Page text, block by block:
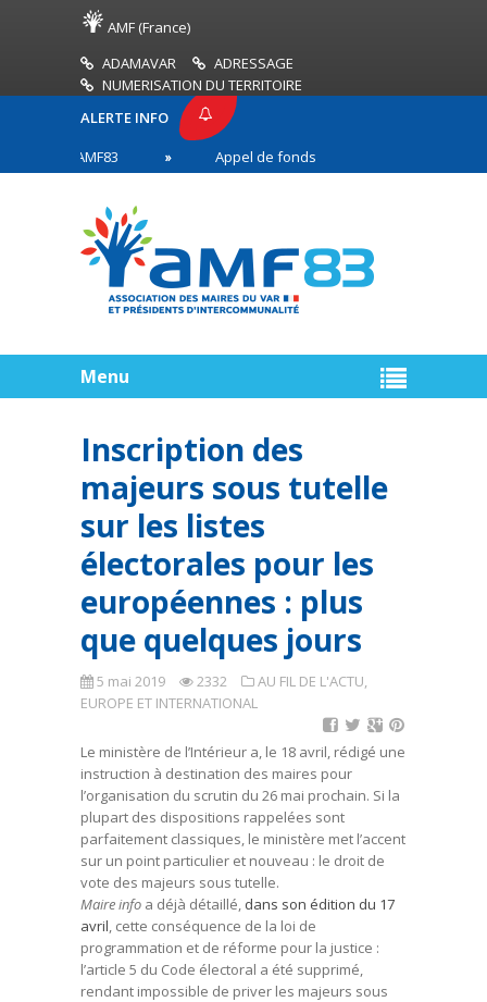
AMF (France)
ADAMAVAR
ADRESSAGE
NUMERISATION DU TERRITOIRE
ALERTE INFO
AMF83
Appel de fonds incendies de forêt
en première ligne
Menu
Inscription des
majeurs sous tutelle
sur les listes
électorales pour les
européennes : plus
que quelques jours
5 mai 2019 2332 AU FIL DE L'ACTU,
EUROPE ET INTERNATIONAL
Le ministère de l’Intérieur a, le 18 avril, rédigé une
instruction à destination des maires pour
l’organisation du scrutin du 26 mai prochain. Si la
plupart des dispositions rappelées sont
parfaitement classiques, le ministère met l’accent
sur un point particulier et nouveau : le droit de
vote des majeurs sous tutelle.
Maire info a déjà détaillé, dans son édition du 17
avril, cette conséquence de la loi de
programmation et de réforme pour la justice :
l’article 5 du Code électoral a été supprimé,
rendant impossible de priver les majeurs sous